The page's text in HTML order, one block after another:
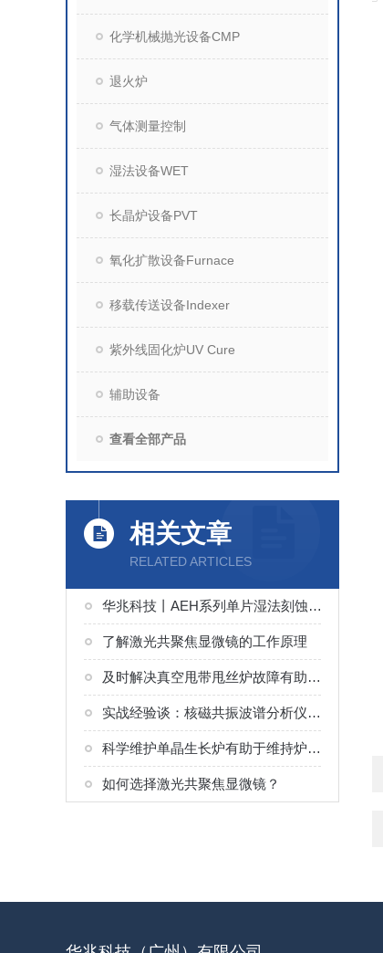
化学机械抛光设备CMP
退火炉
气体测量控制
湿法设备WET
长晶炉设备PVT
氧化扩散设备Furnace
移载传送设备Indexer
紫外线固化炉UV Cure
辅助设备
查看全部产品
相关文章
RELATED ARTICLES
华兆科技丨AEH系列单片湿法刻蚀（Wet Etching）系统解决方案
了解激光共聚焦显微镜的工作原理
及时解决真空甩带甩丝炉故障有助于保障产品质量和设备稳定运行
实战经验谈：核磁共振波谱分析仪常见故障与高效解决技巧
科学维护单晶生长炉有助于维持炉内热场与气氛的精确控制
如何选择激光共聚焦显微镜？